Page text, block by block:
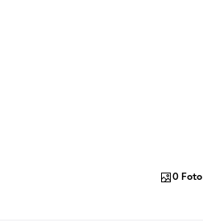
0 Foto